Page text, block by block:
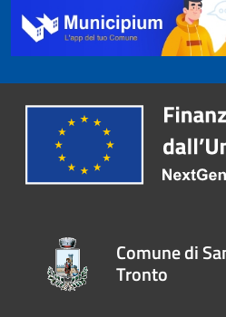
Comune di
Tronto